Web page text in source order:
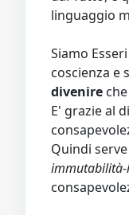
linguaggio
Siamo
coscienza e
divenire che
E' grazie al
Quindi